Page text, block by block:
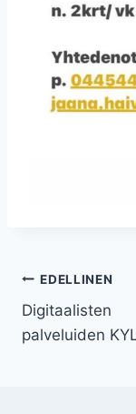
selaus
EDELLINEN
Digitaalisten
palveluiden